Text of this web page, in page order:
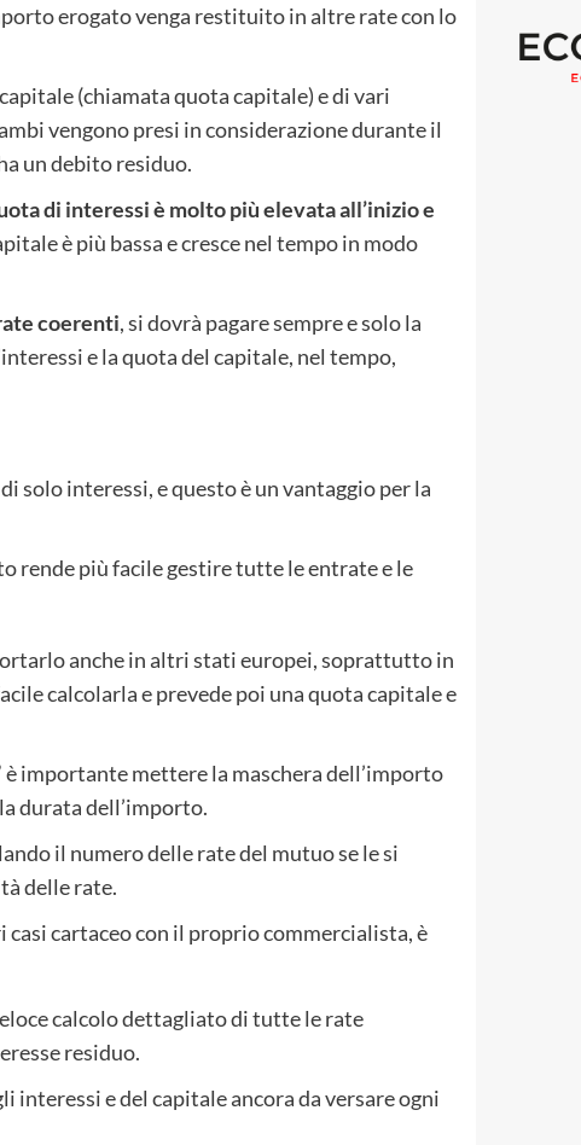
erogato venga restituito in altre rate con lo
(chiamata quota capitale) e di vari
vengono presi in considerazione durante il
un debito residuo.
di interessi è molto più elevata all’inizio e
è più bassa e cresce nel tempo in modo
coerenti, si dovrà pagare sempre e solo la
e la quota del capitale, nel tempo,
solo interessi, e questo è un vantaggio per la
rende più facile gestire tutte le entrate e le
anche in altri stati europei, soprattutto in
calcolarla e prevede poi una quota capitale e
importante mettere la maschera dell’importo
durata dell’importo.
il numero delle rate del mutuo se le si
delle rate.
casi cartaceo con il proprio commercialista, è
calcolo dettagliato di tutte le rate
residuo.
interessi e del capitale ancora da versare ogni